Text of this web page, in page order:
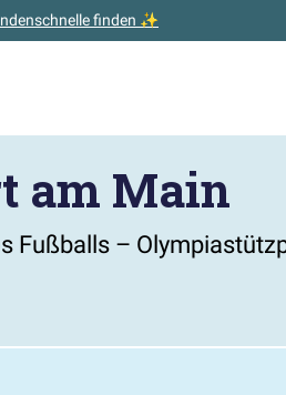
finden ✨
am Main
Fußballs –